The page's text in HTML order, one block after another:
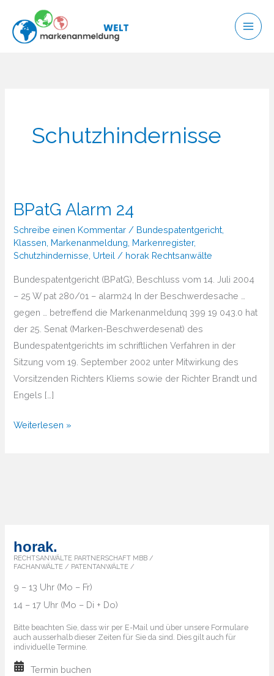
Inhalt
springen
Schutzhindernisse
BPatG Alarm 24
Schreibe einen Kommentar / Bundespatentgericht
Klassen Markenanmeldung Markenregister,
Schutzhindernisse Urteil / horak Rechtsanwälte
Bundespatentgericht (BPatG), Beschluss vom 14. Juli 2004
– 25 W pat 280/01 – alarm24 In der Beschwerdesache …
gegen … betreffend die Markenanmeldunq 399 19 043.0 hat
der 25. Senat (Marken-Beschwerdesenat) des
Bundespatentgerichts im schriftlichen Verfahren in der
Sitzung vom 19. September 2002 unter Mitwirkung des
Vorsitzenden Richters Kliems sowie der Richter Brandt und
Engels […]
BPatG
Weiterlesen »
horak.
RECHTSANWÄLTE PARTNERSCHAFT MBB /
FACHANWÄLTE / PATENTANWÄLTE /
9 – 13 Uhr (Mo – Fr)
14 – 17 Uhr (Mo – Di + Do)
Bitte beachten Sie, dass wir per E-Mail und über unsere Formulare
auch ausserhalb dieser Zeiten für Sie da sind. Dies gilt auch für
individuelle Termine.
Termin buchen